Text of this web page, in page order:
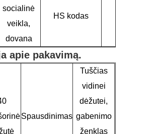
socialinė
veikla,
dovana
HS kodas
apie pakavimą.
Spausdinimas
Tuščias
vidinei
dėžutei,
gabenimo
ženklas